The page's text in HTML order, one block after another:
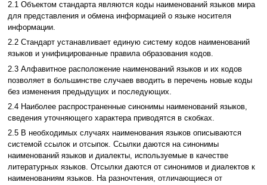
2.1 Объектом стандарта являются коды наименований языков мира
для представления и обмена информацией о языке носителя
информации.
2.2 Стандарт устанавливает единую систему кодов наименований
языков и унифицированные правила образования кодов.
2.3 Алфавитное расположение наименований языков и их кодов
позволяет в большинстве случаев вводить в перечень новые коды
без изменения предыдущих и последующих.
2.4 Наиболее распространенные синонимы наименований языков,
сведения уточняющего характера приводятся в скобках.
2.5 В необходимых случаях наименования языков описываются
системой ссылок и отсыпок. Ссылки даются на синонимы
наименований языков и диалекты, используемые в качестве
литературных языков. Отсылки даются от синонимов и диалектов к
наименованиям языков. На разночтения, отличающиеся от